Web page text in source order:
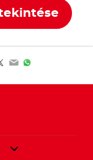
EmailWhatsApp